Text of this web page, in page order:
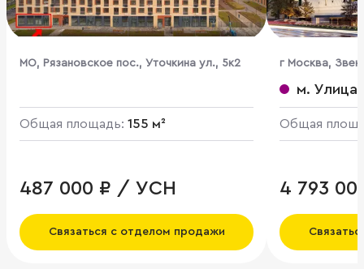
МО, Рязановское пос., Уточкина ул., 5к2
Общая площадь: 155 м²
487 000 ₽ / УСН
Связаться с отделом продажи
г Москва,
1
м. Улица
Общая
4 793